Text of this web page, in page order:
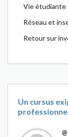
Vie étudiante
Réseau et
Retour sur
Un cursus